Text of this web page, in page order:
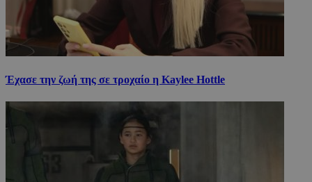
Έχασε την ζωή της σε τροχαίο η Kaylee Hottle